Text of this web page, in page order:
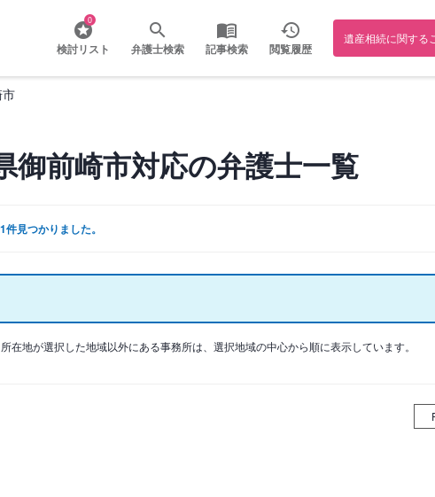
0
検討リスト 弁護士検索 記事検索 閲覧履歴
遺産相続に関する
御前崎市対応の弁護士一覧
件見つかりました。
地が選択した地域以外にある事務所は、選択地域の中心から順に表示しています。